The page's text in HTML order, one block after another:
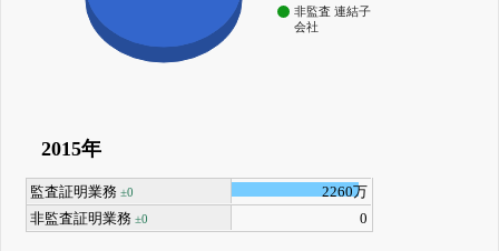
非監査 連結子
会社
2015年
監査証明業務±0
2260万
非監査証明業務±0 0